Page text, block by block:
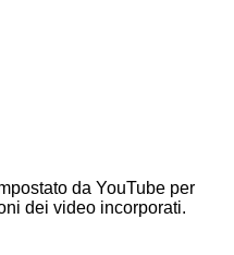
da YouTube per
dei video incorporati.